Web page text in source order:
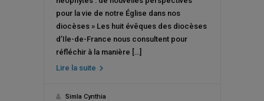
pour la vie de notre Église dans nos
diocèses » Les huit évêques des diocèses
d’Ile-de-France nous consultent pour
réfléchir à la manière […]
Lire la suite
Simla Cynthia